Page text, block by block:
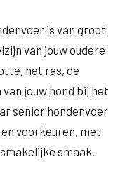
is van groot
van jouw oudere
het ras, de
jouw hond bij het
senior hondenvoer
voorkeuren, met
smaak.